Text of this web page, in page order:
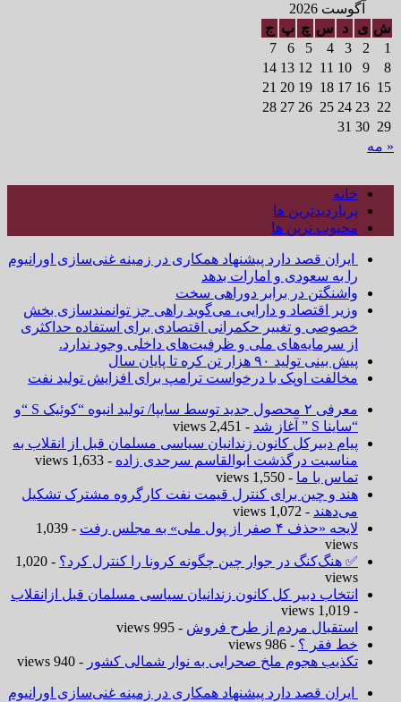
آگوست 2026
ش ی د س چ پ ج
1
2
3
4
5
6
7
8
9
10
11
12
13
14
15
16
17
18
19
20
21
22
23
24
25
26
27
28
29
30
31
« مه
خانه
پربازدیدترین ها
محبوب ترین ها
ایران قصد دارد پیشنهاد همکاری در زمینه غنی‌سازی اورانیوم
را به سعودی و امارات بدهد
واشنگتن در برابر دوراهی سخت
وزیر اقتصاد و دارایی، می‌گوید راهی جز توانمندسازی بخش
خصوصی و تغییر حکمرانی اقتصادی برای استفاده حداکثری
از سرمایه‌های ملی و ظرفیت‌های داخلی وجود ندارد.
پیش بینی تولید ۹۰ هزار تن کره تا پایان سال
مخالفت اوپک با درخواست ترامپ برای افزایش تولید نفت
معرفی ۲ محصول جدید توسط سایپا/ تولید انبوه “کوئیک S “و
“ساینا S ” آغاز شد
- 2,451 views
پیام دبیرکل کانون زندانیان سیاسی مسلمان قبل از انقلاب به
مناسبت درگذشت ابوالقاسم سرحدی زاده - 1,633 views
تماس با ما - 1,550 views
هند و چین برای کنترل قیمت نفت کارگروه مشترک تشکیل
می‌دهند - 1,072 views
لایحه «حذف ۴ صفر از پول ملی» به مجلس رفت
- 1,039
views
✅ هنگ‌کنگ در جوار چین چگونه کرونا را کنترل کرد؟
- 1,020
views
انتخاب دبیر کل کانون زندانیان سیاسی مسلمان قبل ازانقلاب
- 1,019 views
استقبال مردم از طرح فروش - 995 views
خط فقر ؟ - 986 views
تکذیب هجوم ملخ صحرایی به نوار شمالی کشور - 940 views
ایران قصد دارد پیشنهاد همکاری در زمینه غنی‌سازی اورانیوم